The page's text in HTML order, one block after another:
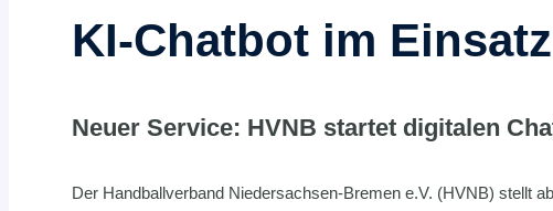
KI-Chatbot im Einsatz
Neuer Service: HVNB startet digitalen
Der Handballverband Niedersachsen-Bremen e.V. (HVNB) stellt